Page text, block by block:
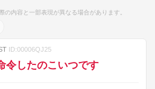
内容と一部表現が異なる場合があります。
ID:00006QJ25
令したのこいつです